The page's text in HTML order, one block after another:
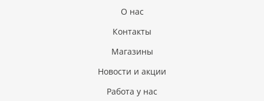
О нас
Контакты
Магазины
Новости и акции
Работа у нас